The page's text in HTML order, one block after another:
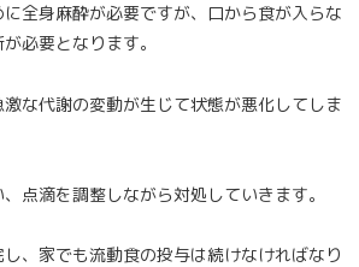
全身麻酔が必要ですが、口から食が入らな
必要となります。
な代謝の変動が生じて状態が悪化してしま
点滴を調整しながら対処していきます。
、家でも流動食の投与は続けなければなり